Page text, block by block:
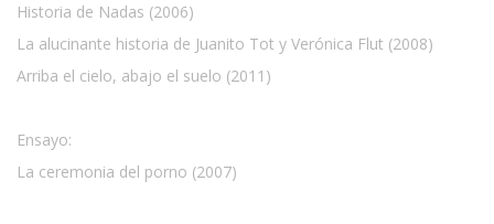
Historia de Nadas (2006)
La alucinante historia de Juanito Tot y Verónica Flut (2008)
Arriba el cielo, abajo el suelo (2011)
Ensayo:
La ceremonia del porno (2007)